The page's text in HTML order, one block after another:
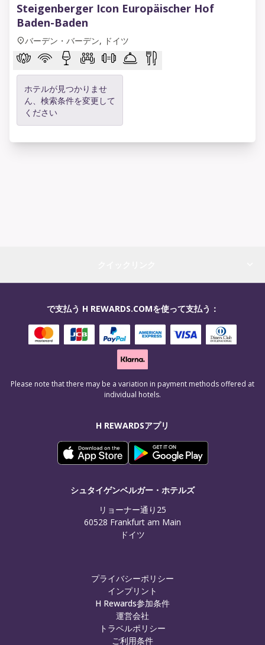
Steigenberger Icon Europäischer Hof
Baden-Baden
バーデン・バーデン, ドイツ
ホテルが見つかりませ
ん、検索条件を変更して
ください
H REWARDSアプリ
シュタイゲンベルガー・ホテルズ
リョーナー通り25
60528 Frankfurt am Main
ドイツ
で支払う H REWARDS.COMを使って支払う：
Please note that there may be a variation in payment methods offered at
individual hotels.
プライバシーポリシー
インプリント
H Rewards参加条件
運営会社
トラベルポリシー
ご利用条件